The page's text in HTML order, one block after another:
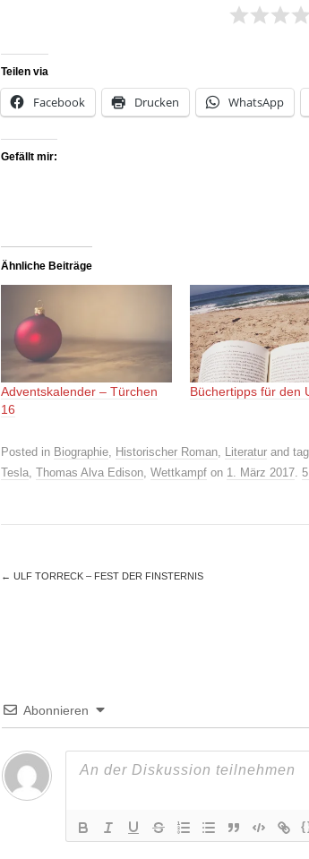
Teilen via
Facebook Drucken WhatsApp
Gefällt mir:
Ähnliche Beiträge
Adventskalender – Türchen
16
Büchertipps für den
Posted in Biographie, Historischer Roman, Literatur and
Tesla, Thomas Alva Edison, Wettkampf on 1. März 2017.
← ULF TORRECK – FEST DER FINSTERNIS
Abonnieren